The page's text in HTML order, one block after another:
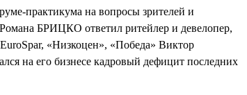
практикума на вопросы зрителей и
БРИЦКО ответил ритейлер и девелопер,
«Низкоцен», «Победа» Виктор
на его бизнесе кадровый дефицит последних